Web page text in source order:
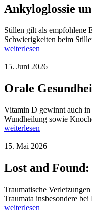
Ankyloglossie
Stillen gilt als empfohlene
Schwierigkeiten beim
weiterlesen
15. Juni 2026
Orale
Vitamin D gewinnt auch in
Wundheilung sowie
weiterlesen
15. Mai 2026
Lost and
Traumatische
Traumata insbesondere
weiterlesen